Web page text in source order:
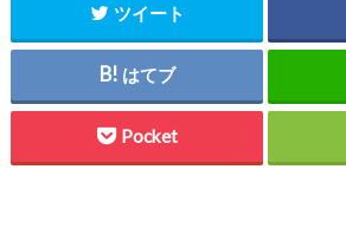
ツイート
はてブ
Pocket